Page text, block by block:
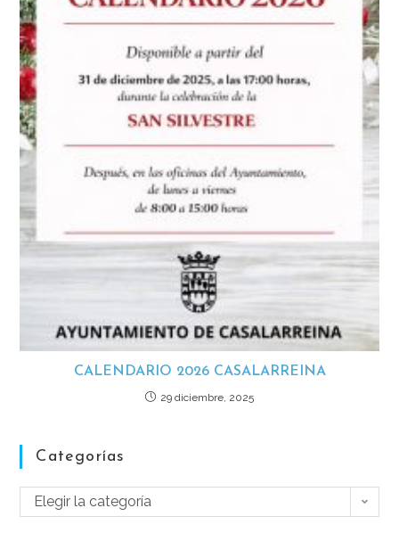
CALENDARIO 2026 CASALARREINA
29 diciembre, 2025
Categorías
Elegir la categoría